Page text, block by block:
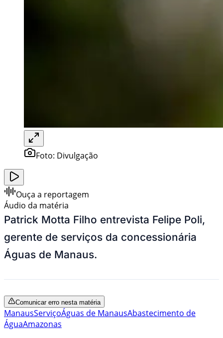
Foto: Divulgação
Ouça a reportagem
Áudio da matéria
Patrick Motta Filho entrevista Felipe Poli,
gerente de serviços da concessionária
Águas de Manaus.
Comunicar erro nesta matéria
ManausServiçoÁguas de ManausAbastecimento de
ÁguaAmazonas